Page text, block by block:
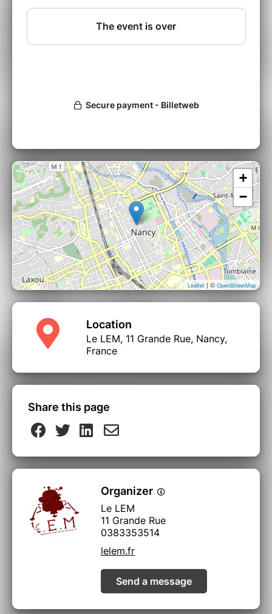
+
−
Leaflet | © OpenStreetMap
Location
Le LEM, 11 Grande Rue, Nancy,
France
Share this page
Organizer
Le LEM
11 Grande Rue
0383353514
lelem.fr
Send a message